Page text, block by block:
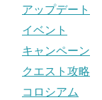
アップデート
イベント
キャンペーン
クエスト攻略
コロシアム